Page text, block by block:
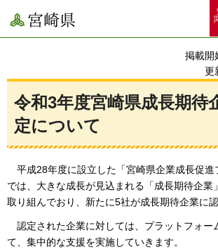
宮崎県
掲載開
更
令和3年度宮崎県成長期待
定について
平成28年度に設立した「宮崎県企業成長促進
では、大きな成長が見込まれる 「成長期待企
取り組んでおり、新たに5社が成長期待企業に認
認定された企業に対しては、プラットフォー
て、集中的な支援を実施していきます。